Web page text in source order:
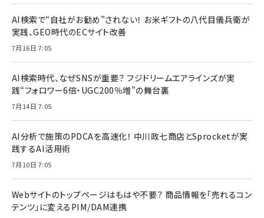
AI検索で“自社がお勧め”されない！ お米ギフトの八代目儀兵衛が
実践、GEO時代のECサイト改善
7月16日 7:05
AI検索時代、なぜSNSが重要？ フジドリームエアラインズが実
践“フォロワー6倍・UGC200％増”の舞台裏
7月14日 7:05
AI分析で施策のPDCAを高速化！ 中川政七商店とSprocketが実
践するAI活用術
7月10日 7:05
Webサイトのトップページはもはや不要？ 商品情報を「売れるコン
テンツ」に変えるPIM/DAM連携